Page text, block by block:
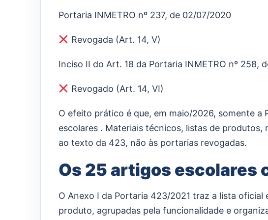
Portaria INMETRO nº 237, de 02/07/2020
Revogada (Art. 14, V)
Inciso II do Art. 18 da Portaria INMETRO nº 258,
Revogado (Art. 14, VI)
O efeito prático é que, em maio/2026, somente
escolares . Materiais técnicos, listas de
ao texto da 423, não às portarias revogadas.
Os 25 artigos escolares
O Anexo I da Portaria 423/2021 traz a lista
produto, agrupadas pela funcionalidade e